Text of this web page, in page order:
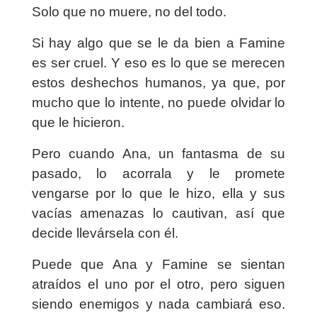
Solo que no muere, no del todo.
Si hay algo que se le da bien a Famine
es ser cruel. Y eso es lo que se merecen
estos deshechos humanos, ya que, por
mucho que lo intente, no puede olvidar lo
que le hicieron.
Pero cuando Ana, un fantasma de su
pasado, lo acorrala y le promete
vengarse por lo que le hizo, ella y sus
vacías amenazas lo cautivan, así que
decide llevársela con él.
Puede que Ana y Famine se sientan
atraídos el uno por el otro, pero siguen
siendo enemigos y nada cambiará eso.